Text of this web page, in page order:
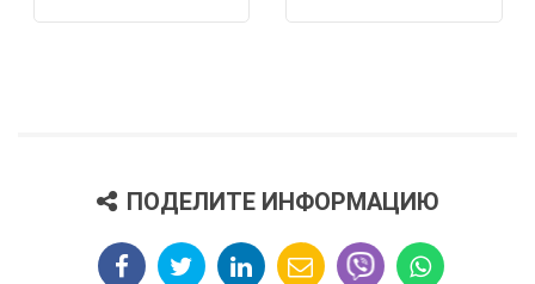
ПОДЕЛИТЕ ИНФОРМАЦИЮ